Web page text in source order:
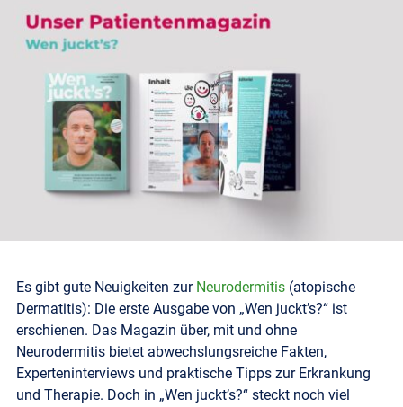
Es gibt gute Neuigkeiten zur Neurodermitis (atopische
Dermatitis): Die erste Ausgabe von „Wen juckt’s?“ ist
erschienen. Das Magazin über, mit und ohne
Neurodermitis bietet abwechslungsreiche Fakten,
Experteninterviews und praktische Tipps zur Erkrankung
und Therapie. Doch in „Wen juckt’s?“ steckt noch viel